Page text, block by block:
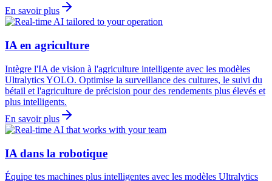
En savoir plus
IA en agriculture
Intègre l'IA de vision à l'agriculture intelligente avec les modèles
Ultralytics YOLO. Optimise la surveillance des cultures, le suivi du
bétail et l'agriculture de précision pour des rendements plus élevés et
plus intelligents.
En savoir plus
IA dans la robotique
Équipe tes machines plus intelligentes avec les modèles Ultralytics